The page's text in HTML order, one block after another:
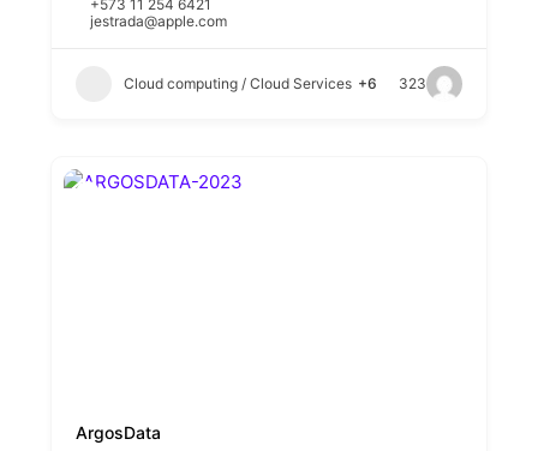
+573 11 254 6421
jestrada@apple.com
Cloud computing / Cloud Services +6 323
ArgosData